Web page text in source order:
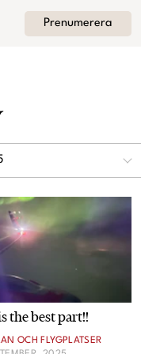
Prenumerera
Meny
the best part!!
OCH FLYGPLATSER